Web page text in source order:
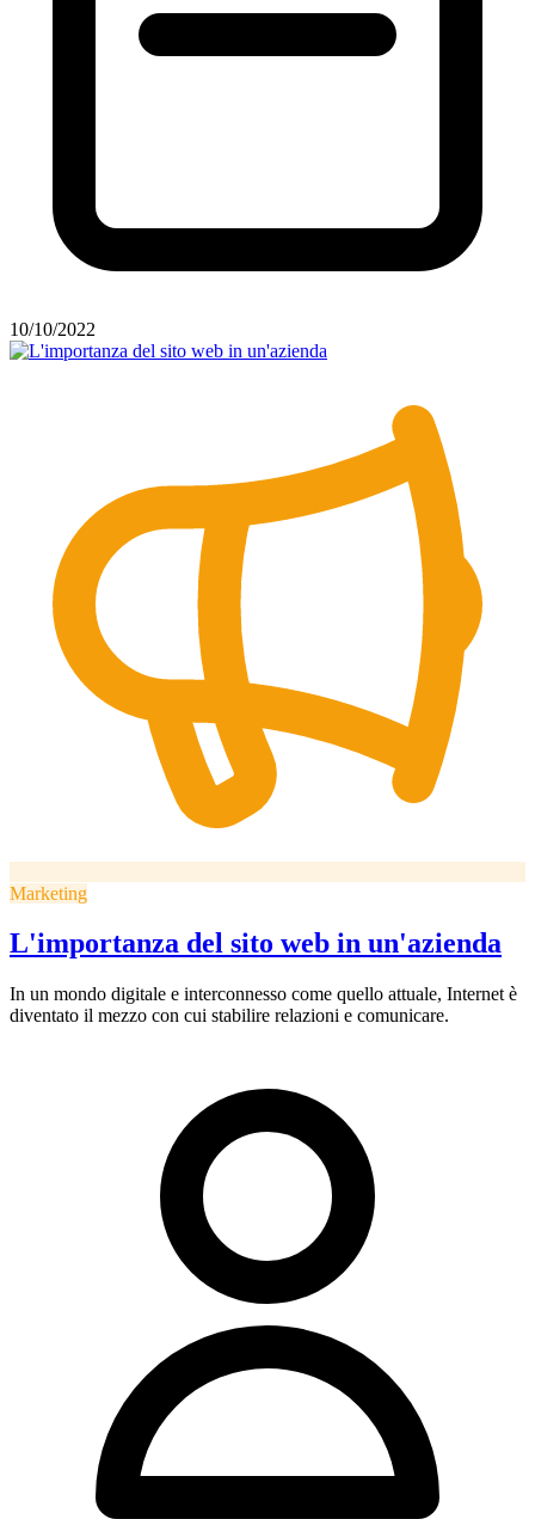
10/10/2022
Marketing
L'importanza del sito web in un'azienda
In un mondo digitale e interconnesso come quello attuale, Internet è
diventato il mezzo con cui stabilire relazioni e comunicare.